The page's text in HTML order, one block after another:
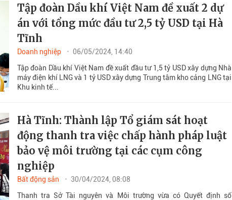
Tập đoàn Dầu khí Việt Nam đề xuất 2 dự
án với tổng mức đầu tư 2,5 tỷ USD tại Hà
Tĩnh
Doanh nghiệp
06/05/2024, 14:40
Tập đoàn Dầu khí Việt Nam đề xuất đầu tư 1,5 tỷ USD xây dựng Nhà
máy điện khí LNG và 1 tỷ USD xây dựng Trung tâm kho cảng LNG tại
Khu kinh tế...
Hà Tĩnh: Thành lập Tổ giám sát hoạt
động thanh tra việc chấp hành pháp luật
bảo vệ môi trường tại các cụm công
nghiệp
Bất động sản
30/04/2024, 08:08
Thanh tra Sở Tài nguyên và Môi trường vừa có Quyết định số